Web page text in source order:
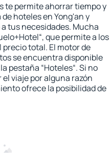
te permite ahorrar tiempo y
hoteles en Yong'an y
tus necesidades. Mucha
que permite a los
total. El motor de
se encuentra disponible
pestaña “Hoteles“. Si no
viaje por alguna razón
ofrece la posibilidad de